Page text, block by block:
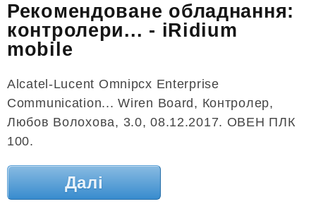
Рекомендоване обладнання:
контролери... - iRidium
mobile
Alcatel-Lucent Omnipcx Enterprise
Communication... Wiren Board, Контролер,
Любов Волохова, 3.0, 08.12.2017. ОВЕН ПЛК
100.
Далі